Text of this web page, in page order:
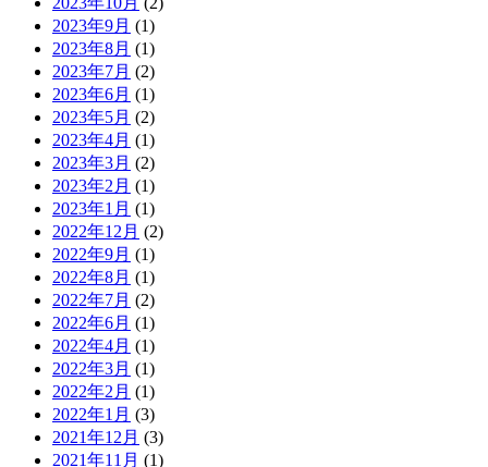
2023年9月 (1)
2023年8月 (1)
2023年7月 (2)
2023年6月 (1)
2023年5月 (2)
2023年4月 (1)
2023年3月 (2)
2023年2月 (1)
2023年1月 (1)
2022年12月 (2)
2022年9月 (1)
2022年8月 (1)
2022年7月 (2)
2022年6月 (1)
2022年4月 (1)
2022年3月 (1)
2022年2月 (1)
2022年1月 (3)
2021年12月 (3)
2021年11月 (1)